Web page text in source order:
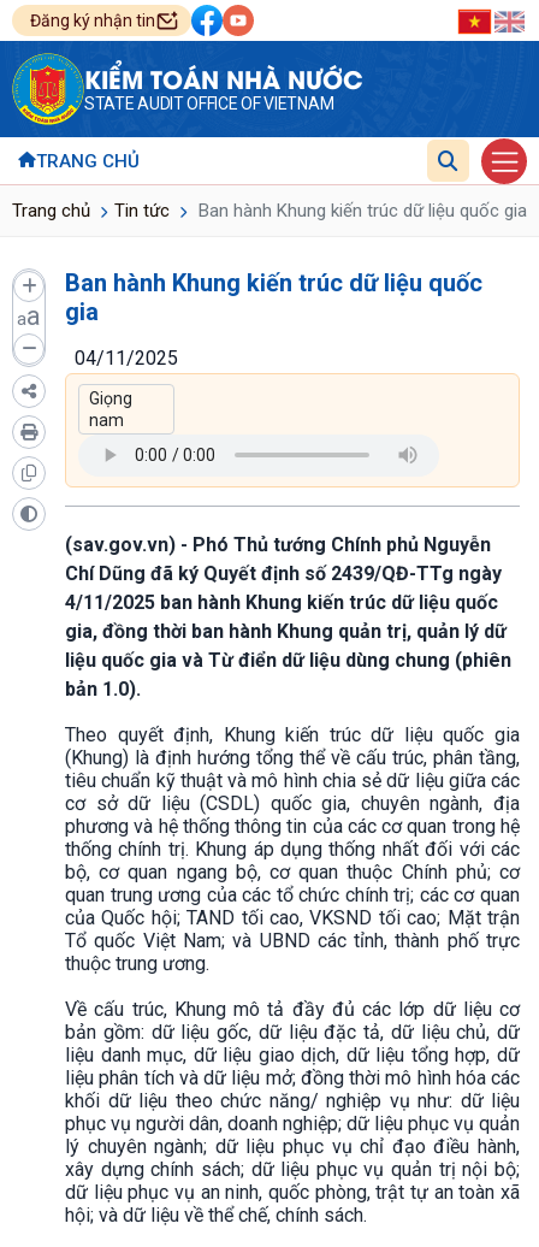
Đăng ký nhận tin
KIỂM TOÁN NHÀ NƯỚC
STATE AUDIT OFFICE OF VIETNAM
TRANG CHỦ
Trang chủ Tin tức Ban hành Khung kiến trúc dữ liệu quốc gia
aa
Ban hành Khung kiến trúc dữ liệu quốc
gia
04/11/2025
(sav.gov.vn) - Phó Thủ tướng Chính phủ Nguyễn
Chí Dũng đã ký Quyết định số 2439/QĐ-TTg ngày
4/11/2025 ban hành Khung kiến trúc dữ liệu quốc
gia, đồng thời ban hành Khung quản trị, quản lý dữ
liệu quốc gia và Từ điển dữ liệu dùng chung (phiên
bản 1.0).
Theo quyết định, Khung kiến trúc dữ liệu quốc gia
(Khung) là định hướng tổng thể về cấu trúc, phân tầng,
tiêu chuẩn kỹ thuật và mô hình chia sẻ dữ liệu giữa các
cơ sở dữ liệu (CSDL) quốc gia, chuyên ngành, địa
phương và hệ thống thông tin của các cơ quan trong hệ
thống chính trị. Khung áp dụng thống nhất đối với các
bộ, cơ quan ngang bộ, cơ quan thuộc Chính phủ; cơ
quan trung ương của các tổ chức chính trị; các cơ quan
của Quốc hội; TAND tối cao, VKSND tối cao; Mặt trận
Tổ quốc Việt Nam; và UBND các tỉnh, thành phố trực
thuộc trung ương.
Về cấu trúc, Khung mô tả đầy đủ các lớp dữ liệu cơ
bản gồm: dữ liệu gốc, dữ liệu đặc tả, dữ liệu chủ, dữ
liệu danh mục, dữ liệu giao dịch, dữ liệu tổng hợp, dữ
liệu phân tích và dữ liệu mở; đồng thời mô hình hóa các
khối dữ liệu theo chức năng/ nghiệp vụ như: dữ liệu
phục vụ người dân, doanh nghiệp; dữ liệu phục vụ quản
lý chuyên ngành; dữ liệu phục vụ chỉ đạo điều hành,
xây dựng chính sách; dữ liệu phục vụ quản trị nội bộ;
dữ liệu phục vụ an ninh, quốc phòng, trật tự an toàn xã
hội; và dữ liệu về thể chế, chính sách.